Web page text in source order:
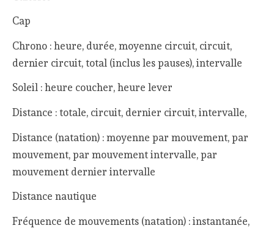
Cap
Chrono : heure, durée, moyenne circuit, circuit,
dernier circuit, total (inclus les pauses), intervalle
Soleil : heure coucher, heure lever
Distance : totale, circuit, dernier circuit, intervalle,
Distance (natation) : moyenne par mouvement, par
mouvement, par mouvement intervalle, par
mouvement dernier intervalle
Distance nautique
Fréquence de mouvements (natation) : instantanée,